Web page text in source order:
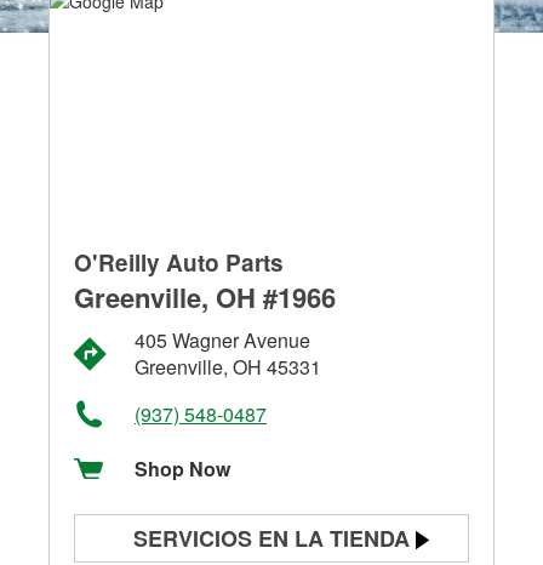
O'Reilly Auto Parts
Greenville, OH #1966
405 Wagner Avenue
Greenville, OH 45331
(937) 548-0487
Shop Now
SERVICIOS EN LA TIENDA